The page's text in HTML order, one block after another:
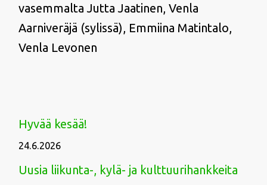
vasemmalta Jutta Jaatinen, Venla
Aarniveräjä (sylissä), Emmiina Matintalo,
Venla Levonen
Hyvää kesää!
24.6.2026
Uusia liikunta-, kylä- ja kulttuurihankkeita